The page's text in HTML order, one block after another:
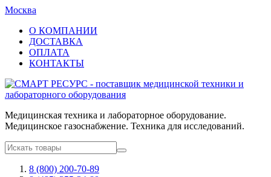
Москва
О КОМПАНИИ
ДОСТАВКА
ОПЛАТА
КОНТАКТЫ
Медицинская техника и лабораторное оборудование.
Медицинское газоснабжение. Техника для исследований.
8 (800) 200-70-89